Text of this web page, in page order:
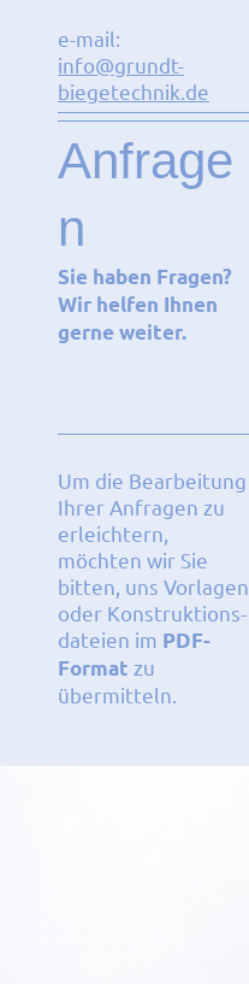
e-mail:
info@grundt-
biegetechnik.de
Anfrage
n
Sie haben Fragen?
Wir helfen Ihnen
gerne weiter.
Um die Bearbeitung
Ihrer Anfragen zu
erleichtern,
möchten wir Sie
bitten, uns Vorlagen
oder Konstruktions-
dateien im PDF-
Format zu
übermitteln.